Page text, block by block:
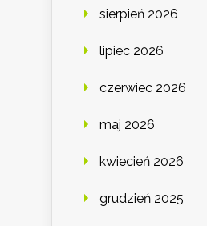
sierpień 2026
lipiec 2026
czerwiec 2026
maj 2026
kwiecień 2026
grudzień 2025